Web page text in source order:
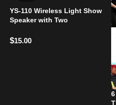
YS-110 Wireless Light Show
Speaker with Two
$15.00